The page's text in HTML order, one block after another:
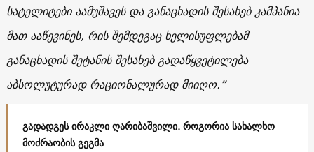
სატელიტები აამუშავეს და განაცხადის შესახებ კამპანია
მათ ააწევინეს, რის შემდეგაც ხელისუფლებამ
განაცხადის შეტანის შესახებ გადაწყვეტილება
აბსოლუტურად რაციონალურად მიიღო.”
გადადგეს ირაკლი ღარიბაშვილი. როგორია სახალხო
მოძრაობის გეგმა